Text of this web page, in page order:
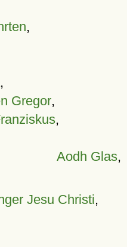
,
,
Gregor,
,
Aodh Glas,
Jesu Christi,